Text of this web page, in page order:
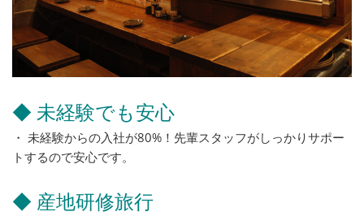
◆ 未経験でも安心
・ 未経験からの入社が80%！先輩スタッフがしっかりサポー
トするので安心です。
◆ 産地研修旅行